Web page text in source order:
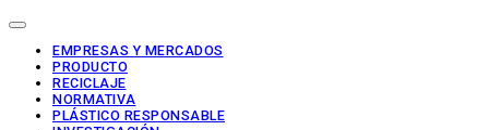
EMPRESAS Y MERCADOS
PRODUCTO
RECICLAJE
NORMATIVA
PLÁSTICO RESPONSABLE